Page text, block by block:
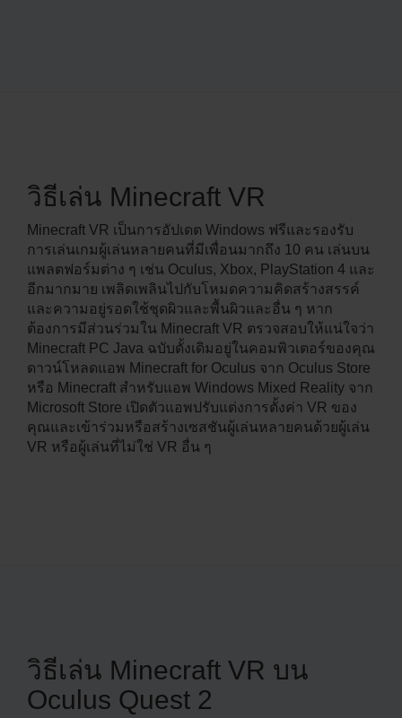
วิธีเล่น Minecraft VR
Minecraft VR เป็นการอัปเดต Windows ฟรีและรองรับ
การเล่นเกมผู้เล่นหลายคนที่มีเพื่อนมากถึง 10 คน เล่นบน
แพลตฟอร์มต่าง ๆ เช่น Oculus, Xbox, PlayStation 4 และ
อีกมากมาย เพลิดเพลินไปกับโหมดความคิดสร้างสรรค์
และความอยู่รอดใช้ชุดผิวและพื้นผิวและอื่น ๆ หาก
ต้องการมีส่วนร่วมใน Minecraft VR ตรวจสอบให้แน่ใจว่า
Minecraft PC Java ฉบับดั้งเดิมอยู่ในคอมพิวเตอร์ของคุณ
ดาวน์โหลดแอพ Minecraft for Oculus จาก Oculus Store
หรือ Minecraft สำหรับแอพ Windows Mixed Reality จาก
Microsoft Store เปิดตัวแอพปรับแต่งการตั้งค่า VR ของ
คุณและเข้าร่วมหรือสร้างเซสชันผู้เล่นหลายคนด้วยผู้เล่น
VR หรือผู้เล่นที่ไม่ใช่ VR อื่น ๆ
วิธีเล่น Minecraft VR บน
Oculus Quest 2